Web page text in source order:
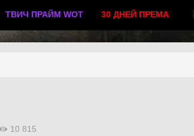
ТВИЧ ПРАЙМ WOT 30 ДНЕЙ ПРЕМА
10 815